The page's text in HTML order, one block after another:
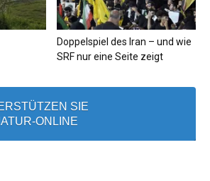
Doppelspiel des Iran – und wie
SRF nur eine Seite zeigt
SIE
ONLINE